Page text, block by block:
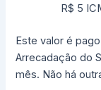
R$ 5
Este valor é
Arrecadação do
mês. Não há